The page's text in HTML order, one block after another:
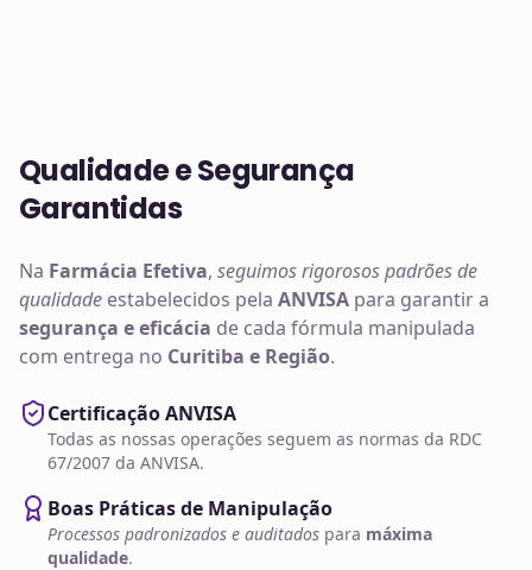
Qualidade e Segurança
Garantidas
Na Farmácia Efetiva, seguimos rigorosos padrões de
qualidade estabelecidos pela ANVISA para garantir a
segurança e eficácia de cada fórmula manipulada
com entrega no Curitiba e Região.
Certificação ANVISA
Todas as nossas operações seguem as normas da RDC
67/2007 da ANVISA.
Boas Práticas de Manipulação
Processos padronizados e auditados para máxima
qualidade.